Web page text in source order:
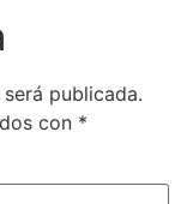
publicada.
con *